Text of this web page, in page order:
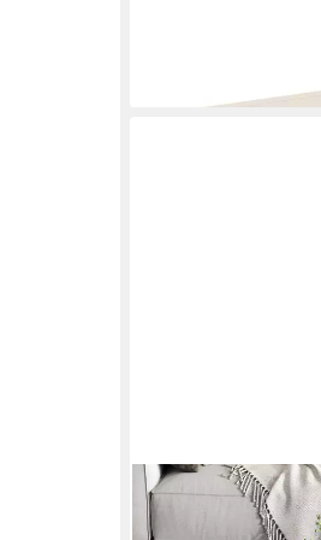
MERAX
Couchtisch mit